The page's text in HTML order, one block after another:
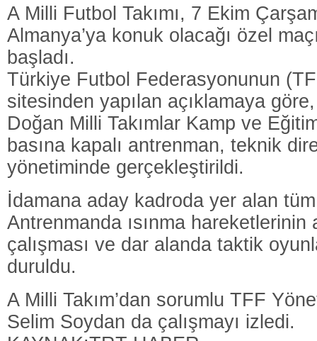
A Milli Futbol Takımı, 7 Ekim
Almanya’ya konuk olacağı özel
başladı.
Türkiye Futbol Federasyonunun
sitesinden yapılan açıklamaya
Doğan Milli Takımlar Kamp ve
basına kapalı antrenman, teknik
yönetiminde gerçekleştirildi.
İdamana aday kadroda yer alan
Antrenmanda ısınma hareketlerinin
çalışması ve dar alanda taktik
duruldu.
A Milli Takım’dan sorumlu TFF
Selim Soydan da çalışmayı izledi.